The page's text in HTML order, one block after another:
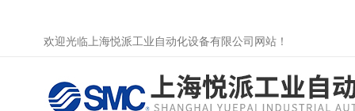
欢迎光临上海悦派工业自动化设备有限公司网站！